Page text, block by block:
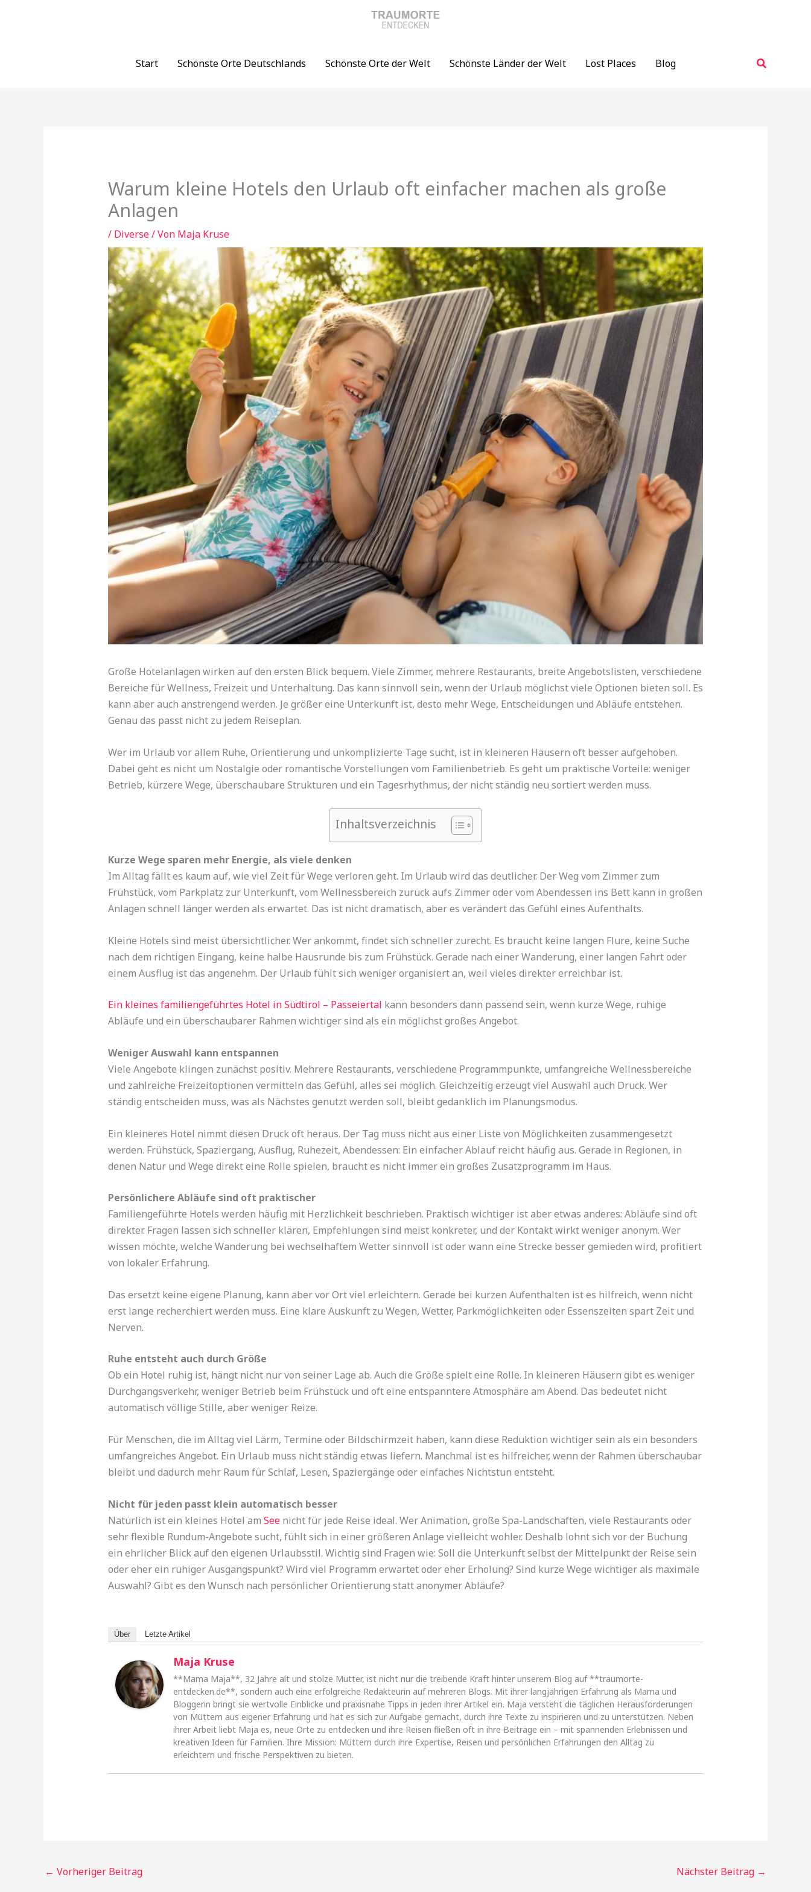
Start
Schönste Orte Deutschlands Schönste Orte der Welt Schönste Länder der Welt Lost Places Blog Suchen
Warum kleine Hotels den Urlaub oft einfacher machen als große
Anlagen
/ Diverse/ Von Maja Kruse
Große Hotelanlagen wirken auf den ersten Blick bequem. Viele Zimmer, mehrere Restaurants, breite Angebotslisten, verschiedene
Bereiche für Wellness, Freizeit und Unterhaltung. Das kann sinnvoll sein, wenn der Urlaub möglichst viele Optionen bieten soll. Es
kann aber auch anstrengend werden. Je größer eine Unterkunft ist, desto mehr Wege, Entscheidungen und Abläufe entstehen.
Genau das passt nicht zu jedem Reiseplan.
Wer im Urlaub vor allem Ruhe, Orientierung und unkomplizierte Tage sucht, ist in kleineren Häusern oft besser aufgehoben.
Dabei geht es nicht um Nostalgie oder romantische Vorstellungen vom Familienbetrieb. Es geht um praktische Vorteile: weniger
Betrieb, kürzere Wege, überschaubare Strukturen und ein Tagesrhythmus, der nicht ständig neu sortiert werden muss.
Inhaltsverzeichnis
Kurze Wege sparen mehr Energie, als viele denken
Im Alltag fällt es kaum auf, wie viel Zeit für Wege verloren geht. Im Urlaub wird das deutlicher. Der Weg vom Zimmer zum
Frühstück, vom Parkplatz zur Unterkunft, vom Wellnessbereich zurück aufs Zimmer oder vom Abendessen ins Bett kann in großen
Anlagen schnell länger werden als erwartet. Das ist nicht dramatisch, aber es verändert das Gefühl eines Aufenthalts.
Kleine Hotels sind meist übersichtlicher. Wer ankommt, findet sich schneller zurecht. Es braucht keine langen Flure, keine Suche
nach dem richtigen Eingang, keine halbe Hausrunde bis zum Frühstück. Gerade nach einer Wanderung, einer langen Fahrt oder
einem Ausflug ist das angenehm. Der Urlaub fühlt sich weniger organisiert an, weil vieles direkter erreichbar ist.
Ein kleines familiengeführtes Hotel in Südtirol – Passeiertal kann besonders dann passend sein, wenn kurze Wege, ruhige
Abläufe und ein überschaubarer Rahmen wichtiger sind als ein möglichst großes Angebot.
Weniger Auswahl kann entspannen
Viele Angebote klingen zunächst positiv. Mehrere Restaurants, verschiedene Programmpunkte, umfangreiche Wellnessbereiche
und zahlreiche Freizeitoptionen vermitteln das Gefühl, alles sei möglich. Gleichzeitig erzeugt viel Auswahl auch Druck. Wer
ständig entscheiden muss, was als Nächstes genutzt werden soll, bleibt gedanklich im Planungsmodus.
Ein kleineres Hotel nimmt diesen Druck oft heraus. Der Tag muss nicht aus einer Liste von Möglichkeiten zusammengesetzt
werden. Frühstück, Spaziergang, Ausflug, Ruhezeit, Abendessen: Ein einfacher Ablauf reicht häufig aus. Gerade in Regionen, in
denen Natur und Wege direkt eine Rolle spielen, braucht es nicht immer ein großes Zusatzprogramm im Haus.
Persönlichere Abläufe sind oft praktischer
Familiengeführte Hotels werden häufig mit Herzlichkeit beschrieben. Praktisch wichtiger ist aber etwas anderes: Abläufe sind oft
direkter. Fragen lassen sich schneller klären, Empfehlungen sind meist konkreter, und der Kontakt wirkt weniger anonym. Wer
wissen möchte, welche Wanderung bei wechselhaftem Wetter sinnvoll ist oder wann eine Strecke besser gemieden wird, profitiert
von lokaler Erfahrung.
Das ersetzt keine eigene Planung, kann aber vor Ort viel erleichtern. Gerade bei kurzen Aufenthalten ist es hilfreich, wenn nicht
erst lange recherchiert werden muss. Eine klare Auskunft zu Wegen, Wetter, Parkmöglichkeiten oder Essenszeiten spart Zeit und
Nerven.
Ruhe entsteht auch durch Größe
Ob ein Hotel ruhig ist, hängt nicht nur von seiner Lage ab. Auch die Größe spielt eine Rolle. In kleineren Häusern gibt es weniger
Durchgangsverkehr, weniger Betrieb beim Frühstück und oft eine entspanntere Atmosphäre am Abend. Das bedeutet nicht
automatisch völlige Stille, aber weniger Reize.
Für Menschen, die im Alltag viel Lärm, Termine oder Bildschirmzeit haben, kann diese Reduktion wichtiger sein als ein besonders
umfangreiches Angebot. Ein Urlaub muss nicht ständig etwas liefern. Manchmal ist es hilfreicher, wenn der Rahmen überschaubar
bleibt und dadurch mehr Raum für Schlaf, Lesen, Spaziergänge oder einfaches Nichtstun entsteht.
Nicht für jeden passt klein automatisch besser
Natürlich ist ein kleines Hotel am Seenicht für jede Reise ideal. Wer Animation, große Spa-Landschaften, viele Restaurants oder
sehr flexible Rundum-Angebote sucht, fühlt sich in einer größeren Anlage vielleicht wohler. Deshalb lohnt sich vor der Buchung
ein ehrlicher Blick auf den eigenen Urlaubsstil. Wichtig sind Fragen wie: Soll die Unterkunft selbst der Mittelpunkt der Reise sein
oder eher ein ruhiger Ausgangspunkt? Wird viel Programm erwartet oder eher Erholung? Sind kurze Wege wichtiger als maximale
Auswahl? Gibt es den Wunsch nach persönlicher Orientierung statt anonymer Abläufe?
Über Letzte Artikel
Maja Kruse
**Mama Maja**, 32 Jahre alt und stolze Mutter, ist nicht nur die treibende Kraft hinter unserem Blog auf **traumorte-
entdecken.de**, sondern auch eine erfolgreiche Redakteurin auf mehreren Blogs. Mit ihrer langjährigen Erfahrung als Mama und
Bloggerin bringt sie wertvolle Einblicke und praxisnahe Tipps in jeden ihrer Artikel ein. Maja versteht die täglichen Herausforderungen
von Müttern aus eigener Erfahrung und hat es sich zur Aufgabe gemacht, durch ihre Texte zu inspirieren und zu unterstützen. Neben
ihrer Arbeit liebt Maja es, neue Orte zu entdecken und ihre Reisen fließen oft in ihre Beiträge ein – mit spannenden Erlebnissen und
kreativen Ideen für Familien. Ihre Mission: Müttern durch ihre Expertise, Reisen und persönlichen Erfahrungen den Alltag zu
erleichtern und frische Perspektiven zu bieten.
← Vorheriger Beitrag Nächster Beitrag →